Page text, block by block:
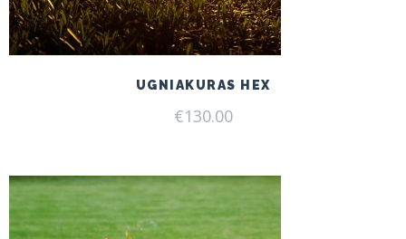
UGNIAKURAS HEX
€130.00